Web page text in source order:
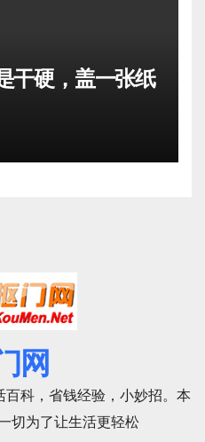
干硬，盖一张纸
网
科，省钱经验，小妙招。本
切为了让生活更轻松